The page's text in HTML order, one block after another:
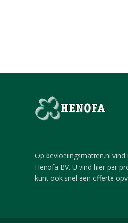
Op bevloeiingsmatten.nl
Henofa BV. U vind hier per
kunt ook snel een offerte